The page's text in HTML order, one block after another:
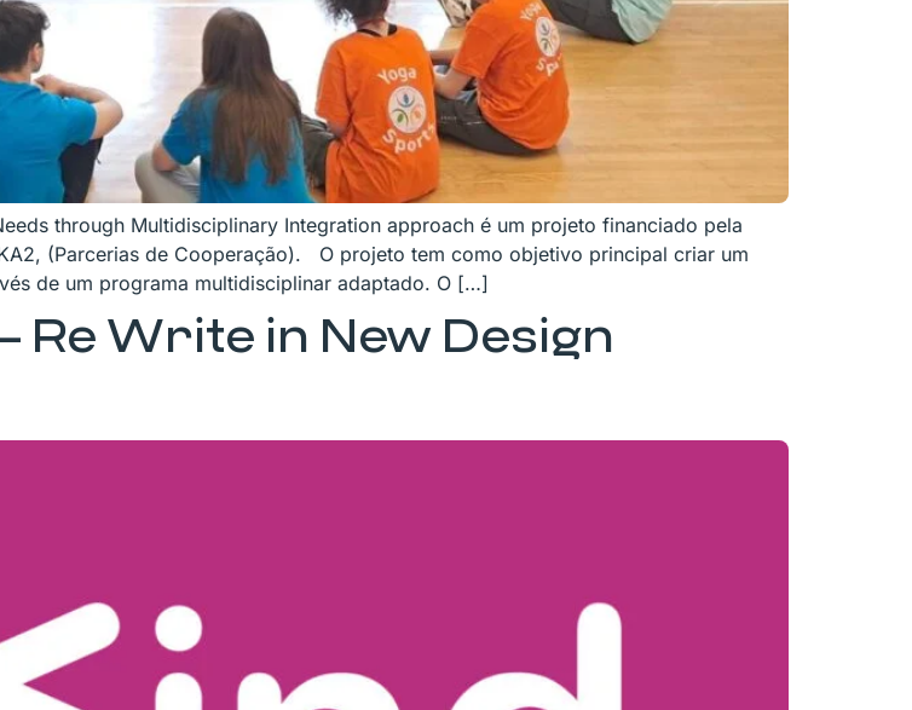
through Multidisciplinary Integration approach é um projeto financiado pela
(Parcerias de Cooperação). O projeto tem como objetivo principal criar um
de um programa multidisciplinar adaptado. O […]
Re Write in New Design